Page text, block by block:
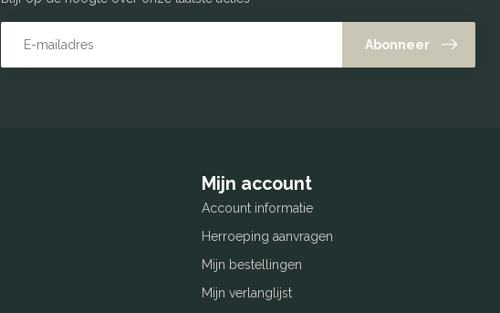
Abonneer
Mijn account
Account informatie
Herroeping aanvragen
Mijn bestellingen
Mijn verlanglijst